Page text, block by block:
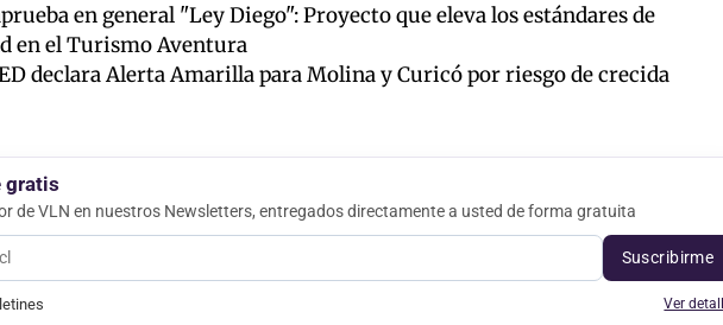
en general "Ley Diego": Proyecto que eleva los estándares de
en el Turismo Aventura
declara Alerta Amarilla para Molina y Curicó por riesgo de crecida
gratis
de VLN en nuestros Newsletters, entregados directamente a usted de forma gratuita
Suscribirme
Ver